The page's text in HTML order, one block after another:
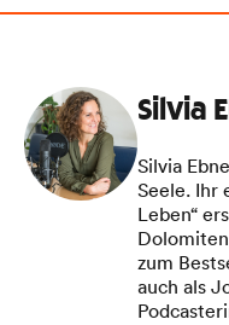
Silvia
Silvia
Seele. Ihr
Leben“
zum
auch als